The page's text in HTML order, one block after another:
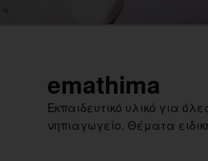
emathima
Εκπαιδευτικό υλικό για
νηπιαγωγείο. Θέματα